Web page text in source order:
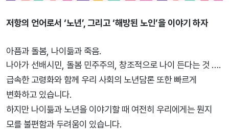
저항의 언어로서 ‘노년’, 그리고 ‘해방된 노인’을 이야기 하자
아픔과 돌봄, 나이듦과 죽음.
나아가 선배시민, 돌봄 민주주의, 창조적으로 나이 든다는 것 ….
급속한 고령화와 함께 우리 사회의 노년담론 또한 빠르게
변화하고 있습니다.
하지만 나이듦과 노년을 이야기할 때 여전히 우리에게는 뭔지
모를 불편함과 두려움이 있습니다.